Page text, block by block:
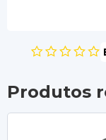
Produtos